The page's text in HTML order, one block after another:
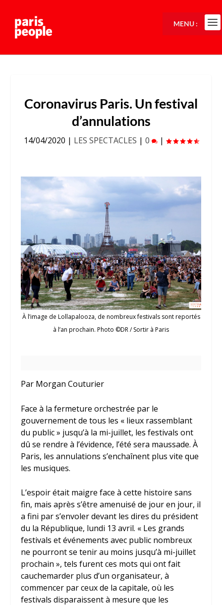
Coronavirus Paris. Un festival
d’annulations
14/04/2020 | LES SPECTACLES | 0 |
À l’image de Lollapalooza, de nombreux festivals sont reportés
à l’an prochain. Photo ©DR / Sortir à Paris
Par Morgan Couturier
Face à la fermeture orchestrée par le
gouvernement de tous les « lieux rassemblant
du public » jusqu’à la mi-juillet, les festivals ont
dû se rendre à l’évidence, l’été sera maussade. À
Paris, les annulations s’enchaînent plus vite que
les musiques.
L’espoir était maigre face à cette histoire sans
fin, mais après s’être amenuisé de jour en jour, il
a fini par s’envoler devant les dires du président
du la République, lundi 13 avril. « Les grands
festivals et événements avec public nombreux
ne pourront se tenir au moins jusqu’à mi-juillet
prochain », tels furent ces mots qui ont fait
cauchemarder plus d’un organisateur, à
commencer par ceux de la capitale, où les
festivals disparaissent à mesure que les
MENU :